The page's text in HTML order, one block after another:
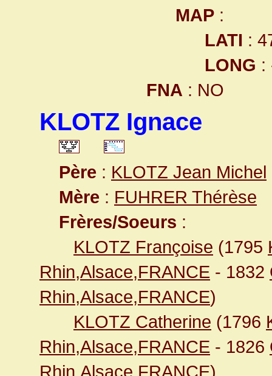
MAP :
LATI :
LONG :
FNA : NO
KLOTZ Ignace
Père : KLOTZ Jean Michel
Mère : FUHRER Thérèse
Frères/Soeurs :
KLOTZ Françoise (1795
Rhin,Alsace,FRANCE - 1832
Rhin,Alsace,FRANCE)
KLOTZ Catherine (1796
Rhin,Alsace,FRANCE - 1826
Rhin,Alsace,FRANCE)